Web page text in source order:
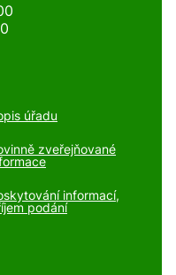
úřadu
zveřejňované
informací,
podání